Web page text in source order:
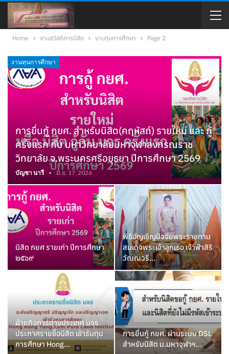
Home งานสวัสดิการนิสิต งานทุนการศึกษา Page 2
งานทุนการศึกษา
การยื่นกู้ กยศ. สำหรับนิสิต(คฤหัสถ์) รายใหม่ และ กู้
ครั้งแรก กับ มหาวิทยาลัยมหาจุฬาลงกรณราช
วิทยาลัย จ.พระนครศรีอยุธยา ปีการศึกษา 2569
บัญชา นารี มิ.ย. 17, 2026
นิสิต กยศ รายเก่า ปีการศึกษา
๒๕๖๙
พิธีอัญเชิญปัจจัยพระราชทาน
สมเด็จพระเจ้าลูกเธอ เจ้าฟ้าสิริ
วัณณวรี…
ฝ่ายกิจการต่างประเทศ มจร
ประกาศรายชื่อนิสิต เข้ารับทุน
การศึกษา Hong…
การยื่นกู้ กยศ. ผ่านระบบ DSL
สำหรับนิสิต ม.มหาจุฬาฯ…